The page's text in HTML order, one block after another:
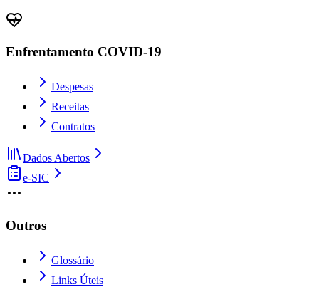
Enfrentamento COVID-19
Despesas
Receitas
Contratos
Dados Abertos
e-SIC
Outros
Glossário
Links Úteis